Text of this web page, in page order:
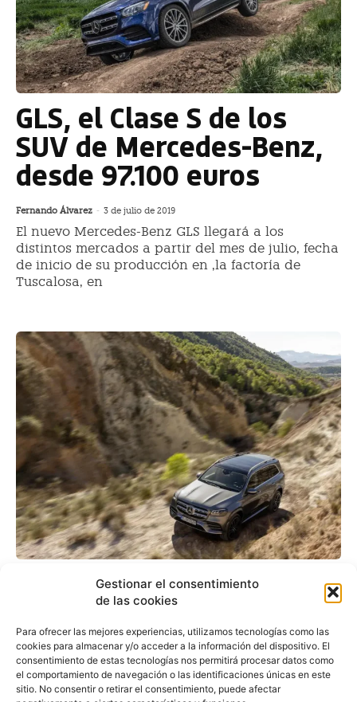
Gestionar el consentimiento
de las cookies
Para ofrecer las mejores experiencias, utilizamos tecnologías como las
cookies para almacenar y/o acceder a la información del dispositivo. El
consentimiento de estas tecnologías nos permitirá procesar datos como
el comportamiento de navegación o las identificaciones únicas en este
sitio. No consentir o retirar el consentimiento, puede afectar
GLS, el Clase S de los
SUV de Mercedes-Benz,
desde 97.100 euros
Fernando Álvarez - 3 de julio de 2019
El nuevo Mercedes-Benz GLS llegará a los
distintos mercados a partir del mes de julio, fecha
de inicio de su producción en ,la factoría de
Tuscalosa, en
GLS, el buque insignia de
los SUV de Mercedes-
Benz crece y se hace
más selecto